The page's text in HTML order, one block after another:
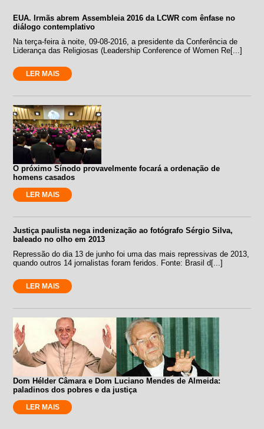
EUA. Irmãs abrem Assembleia 2016 da LCWR com ênfase no
diálogo contemplativo
Na terça-feira à noite, 09-08-2016, a presidente da Conferência de
Liderança das Religiosas (Leadership Conference of Women Re[...]
LER MAIS
O próximo Sínodo provavelmente focará a ordenação de
homens casados
LER MAIS
Justiça paulista nega indenização ao fotógrafo Sérgio Silva,
baleado no olho em 2013
Repressão do dia 13 de junho foi uma das mais repressivas de 2013,
quando outros 14 jornalistas foram feridos. Fonte: Brasil d[...]
LER MAIS
Dom Hélder Câmara e Dom Luciano Mendes de Almeida:
paladinos dos pobres e da justiça
LER MAIS